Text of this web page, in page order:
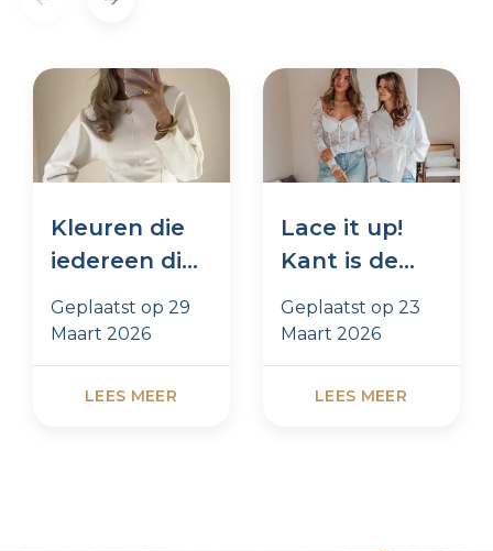
Kleuren die
iedereen dit
seizoen
draagt
Geplaatst op 29
Maart 2026
LEES MEER
Lace it up!
Kant is de
trend van
dit moment
Geplaatst op 23
Maart 2026
LEES MEER